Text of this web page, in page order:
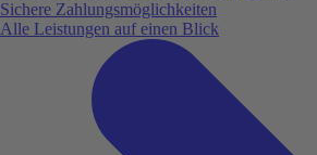
Sichere Zahlungsmöglichkeiten
Alle Leistungen auf einen Blick